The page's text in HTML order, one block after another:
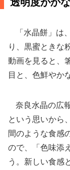
「水晶餅」は
り、黒蜜ときな
動画を見ると、
目と、色鮮やか
奈良水晶の広
という思いから
間のような食感
ので、「色味添
う。新しい食感